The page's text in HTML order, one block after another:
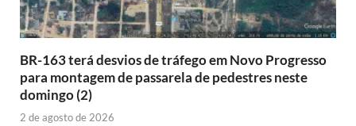
BR-163 terá desvios de tráfego em Novo Progresso
para montagem de passarela de pedestres neste
domingo (2)
2 de agosto de 2026